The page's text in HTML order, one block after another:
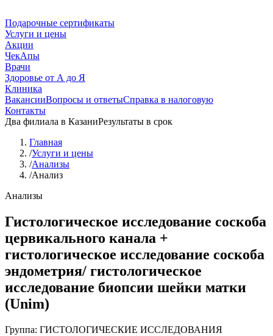
Подарочные сертификаты
Услуги и цены
Акции
ЧекАпы
Врачи
Здоровье от А до Я
Клиника
ВакансииВопросы и ответыСправка в налоговую
Контакты
Два филиала в КазаниРезультаты в срок
Главная
/Услуги и цены
/Анализы
/Анализ
Анализы
Гистологическое исследование соскоба
цервикального канала +
гистологическое исследование соскоба
эндометрия/ гистологическое
исследование биопсии шейки матки
(Unim)
Группа: ГИСТОЛОГИЧЕСКИЕ ИССЛЕДОВАНИЯ